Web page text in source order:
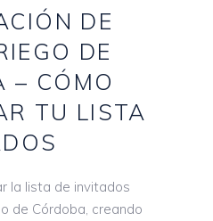
DE
DE
– CÓMO
TU LISTA
la lista de invitados
de Córdoba, creando